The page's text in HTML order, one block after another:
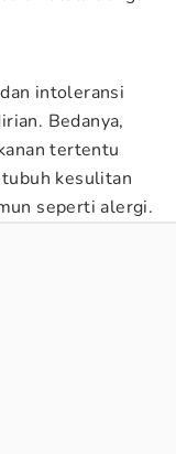
intoleransi
Bedanya,
tertentu
kesulitan
seperti alergi.